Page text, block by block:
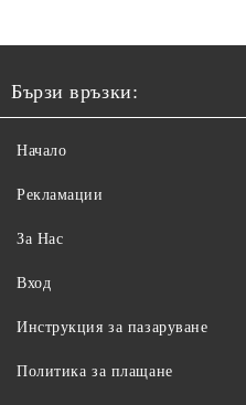
Бързи връзки:
Начало
Рекламации
За Нас
Вход
Инструкция за пазаруване
Политика за плащане